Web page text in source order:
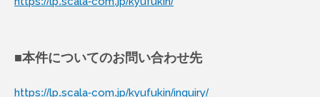
■本件についてのお問い合わせ先
https://lp.scala-com.jp/kyufukin/inquiry/